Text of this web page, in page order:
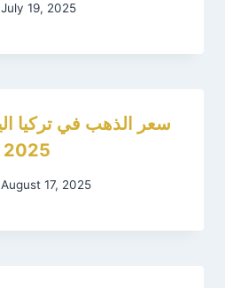
July 19, 2025
2025
August 17, 2025